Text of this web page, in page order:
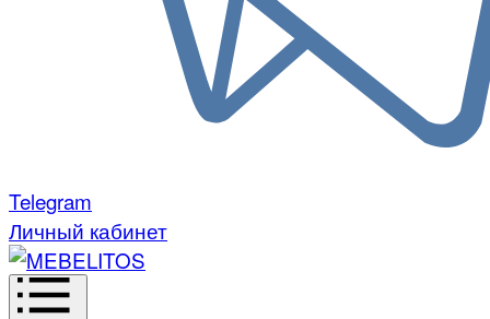
Telegram
Личный кабинет